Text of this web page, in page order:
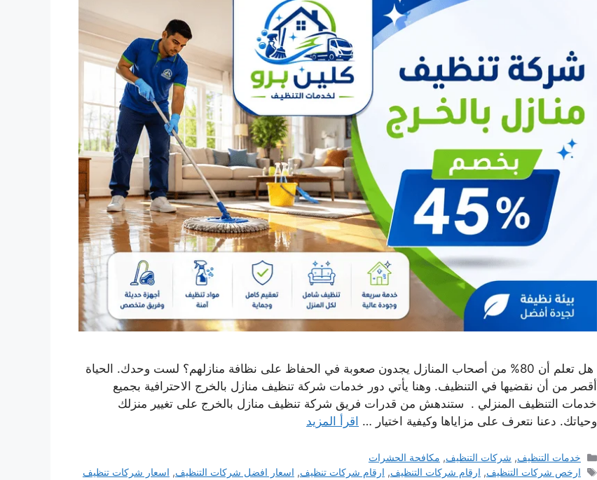
هل تعلم أن 80% من أصحاب المنازل يجدون صعوبة في الحفاظ على نظافة منازلهم؟ لست وحدك. الحياة
أقصر من أن نقضيها في التنظيف. وهنا يأتي دور خدمات شركة تنظيف منازل بالخرج الاحترافية بجميع
خدمات التنظيف المنزلي . ستندهش من قدرات فريق شركة تنظيف منازل بالخرج على تغيير منزلك
وحياتك. دعنا نتعرف على مزاياها وكيفية اختيار … اقرأ المزيد
التصنيفات
خدمات التنظيف, شركات التنظيف, مكافحة الحشرات
الوسوم
ارخص شركات التنظيف, ارقام شركات التنظيف, ارقام شركات تنظيف, اسعار افضل شركات التنظيف, اسعار شركات تنظيف